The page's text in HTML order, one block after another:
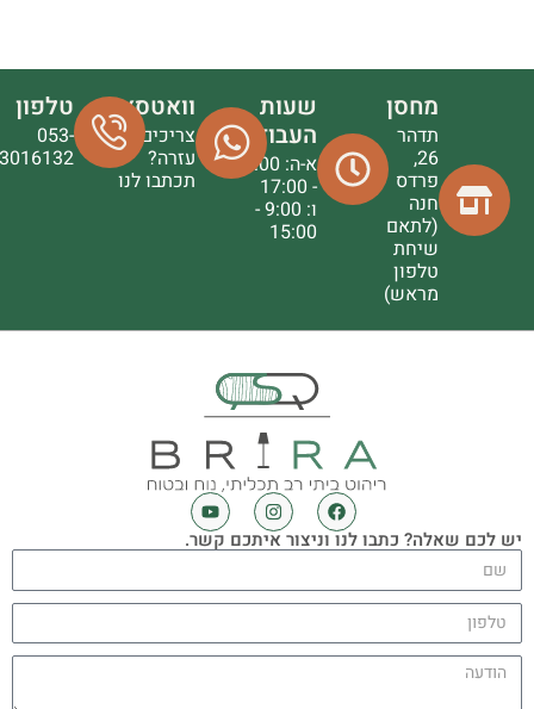
מחסן
תדהר
26,
פרדס
חנה
(לתאם
שיחת
טלפון
מראש)
שעות
העבודה
א-ה: 9:00
- 17:00
ו: 9:00 -
15:00
וואטסאפ
צריכים
עזרה?
תכתבו לנו
טלפון
053-
3016132
יש לכם שאלה? כתבו לנו וניצור איתכם קשר.